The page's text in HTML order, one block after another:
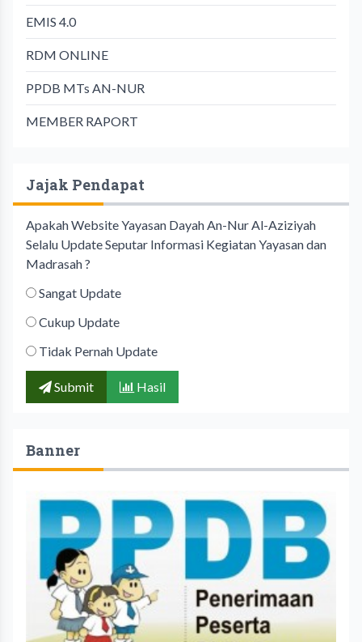
EMIS 4.0
RDM ONLINE
PPDB MTs AN-NUR
MEMBER RAPORT
Jajak Pendapat
Apakah Website Yayasan Dayah An-Nur Al-Aziziyah
Selalu Update Seputar Informasi Kegiatan Yayasan dan
Madrasah ?
Sangat Update
Cukup Update
Tidak Pernah Update
Submit Hasil
Banner